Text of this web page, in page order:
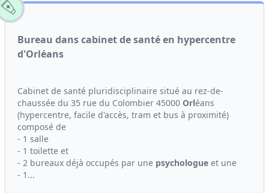
Bureau dans cabinet de santé en hypercentre
d'Orléans
Cabinet de santé pluridisciplinaire situé au rez-de-
chaussée du 35 rue du Colombier 45000 Orléans
(hypercentre, facile d'accès, tram et bus à proximité)
composé de
- 1 salle
- 1 toilette et
- 2 bureaux déjà occupés par une psychologue et une
- 1...